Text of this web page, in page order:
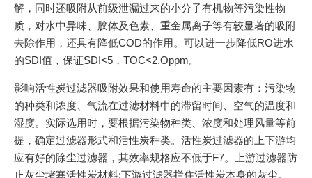
解，同时还吸附从前级泄漏过来的小分子有机物等污染性物
质，对水中异味、胶体及色素、重金属离子等有较显著的吸附
去除作用，还具有降低COD的作用。可以进一步降低RO进水
的SDI值，保证SDI<5，TOC<2.Oppm。
影响活性炭过滤器吸附效果和使用寿命的主要因素有：污染物
的种类和浓度、气流在过滤材料中的滞留时间、空气的温度和
湿度。实际选用时，要根据污染物种类、浓度和处理风量等前
提，确定过滤器形式和活性炭种类。活性炭过滤器的上下游均
应有好的除尘过滤器，其效率规格应不低于F7。上游过滤器防
止灰尘堵塞活性炭材料;下游过滤器拦住活性炭本身的灰尘。